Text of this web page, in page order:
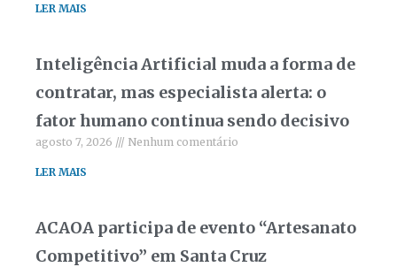
LER MAIS
Inteligência Artificial muda a forma de
contratar, mas especialista alerta: o
fator humano continua sendo decisivo
agosto 7, 2026 Nenhum comentário
LER MAIS
ACAOA participa de evento “Artesanato
Competitivo” em Santa Cruz